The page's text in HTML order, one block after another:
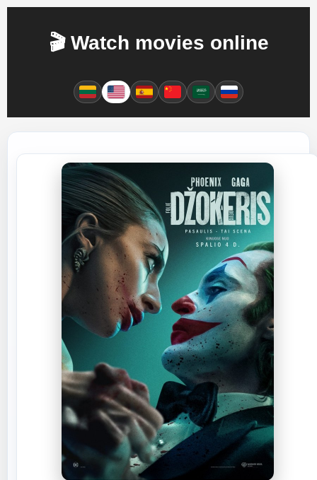
🎬 Watch movies online